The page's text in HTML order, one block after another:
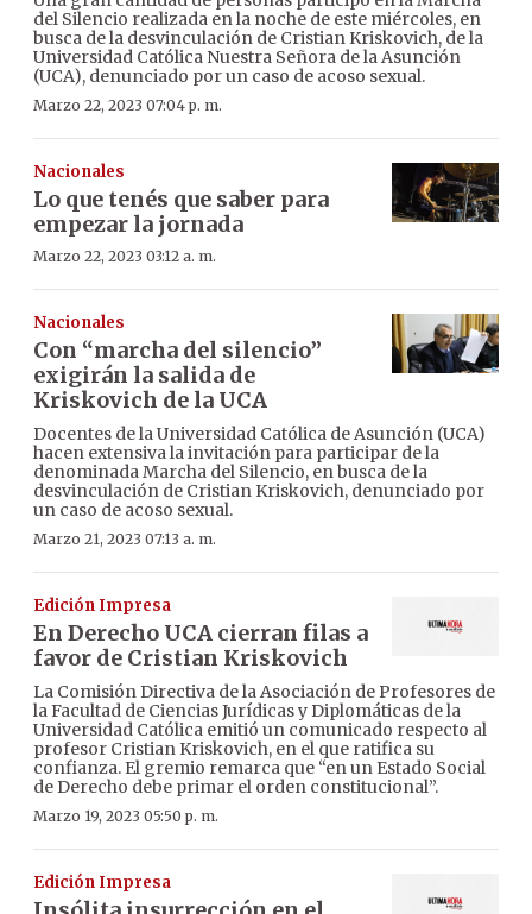
del Silencio realizada en la noche de este miércoles, en
busca de la desvinculación de Cristian Kriskovich, de la
Universidad Católica Nuestra Señora de la Asunción
(UCA), denunciado por un caso de acoso sexual.
Marzo 22, 2023 07:04 p. m.
Nacionales
Lo que tenés que saber para
empezar la jornada
Marzo 22, 2023 03:12 a. m.
Nacionales
Con “marcha del silencio”
exigirán la salida de
Kriskovich de la UCA
Docentes de la Universidad Católica de Asunción (UCA)
hacen extensiva la invitación para participar de la
denominada Marcha del Silencio, en busca de la
desvinculación de Cristian Kriskovich, denunciado por
un caso de acoso sexual.
Marzo 21, 2023 07:13 a. m.
Edición Impresa
En Derecho UCA cierran filas a
favor de Cristian Kriskovich
La Comisión Directiva de la Asociación de Profesores de
la Facultad de Ciencias Jurídicas y Diplomáticas de la
Universidad Católica emitió un comunicado respecto al
profesor Cristian Kriskovich, en el que ratifica su
confianza. El gremio remarca que “en un Estado Social
de Derecho debe primar el orden constitucional”.
Marzo 19, 2023 05:50 p. m.
Edición Impresa